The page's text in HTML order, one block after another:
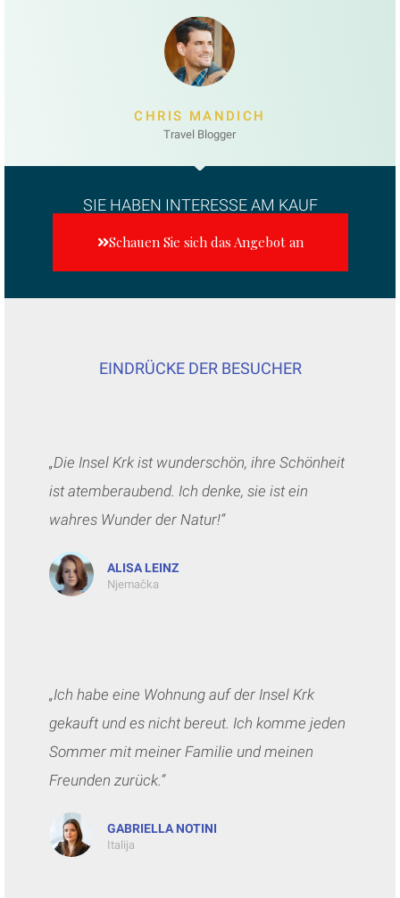
CHRIS MANDICH
Travel Blogger
SIE HABEN INTERESSE AM KAUF
Schauen Sie sich das Angebot an
EINDRÜCKE DER BESUCHER
„Die Insel Krk ist wunderschön, ihre Schönheit
ist atemberaubend. Ich denke, sie ist ein
wahres Wunder der Natur!“
ALISA LEINZ
Njemačka
„Ich habe eine Wohnung auf der Insel Krk
gekauft und es nicht bereut. Ich komme jeden
Sommer mit meiner Familie und meinen
Freunden zurück.“
GABRIELLA NOTINI
Italija